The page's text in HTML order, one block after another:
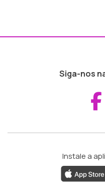
Siga-nos
Instale a